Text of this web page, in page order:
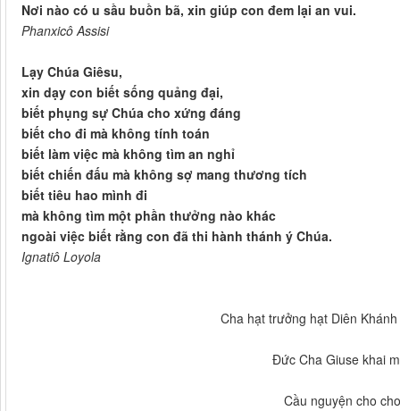
Nơi nào có u sầu buồn bã, xin giúp con đem lại an vui.
Phanxicô Assisi
Lạy Chúa Giêsu,
xin dạy con biết sống quảng đại,
biết phụng sự Chúa cho xứng đáng
biết cho đi mà không tính toán
biết làm việc mà không tìm an nghỉ
biết chiến đấu mà không sợ mang thương tích
biết tiêu hao mình đi
mà không tìm một phần thưởng nào khác
ngoài việc biết rằng con đã thi hành thánh ý Chúa.
Ignatiô Loyola
Cha hạt trưởng hạt Diên
Đức Cha Giuse khai
Cầu nguyện cho